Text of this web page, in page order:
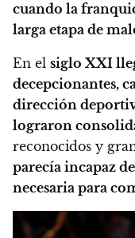
cuando la
larga etapa de
En el siglo XXI
decepcionantes,
dirección
lograron
reconocidos y
parecía incapaz
necesaria para